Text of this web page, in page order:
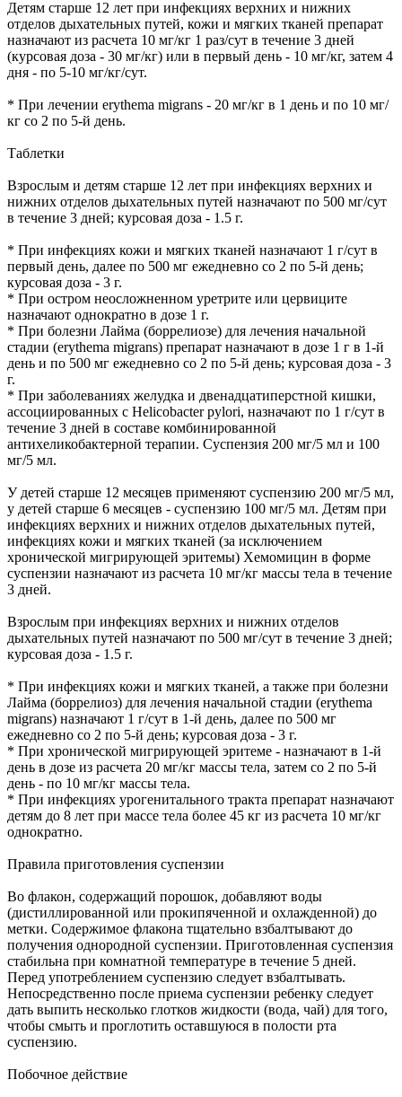
Детям старше 12 лет при инфекциях верхних и нижних
отделов дыхательных путей, кожи и мягких тканей препарат
назначают из расчета 10 мг/кг 1 раз/сут в течение 3 дней
(курсовая доза - 30 мг/кг) или в первый день - 10 мг/кг, затем 4
дня - по 5-10 мг/кг/сут.
* При лечении erythema migrans - 20 мг/кг в 1 день и по 10 мг/
кг со 2 по 5-й день.
Таблетки
Взрослым и детям старше 12 лет при инфекциях верхних и
нижних отделов дыхательных путей назначают по 500 мг/сут
в течение 3 дней; курсовая доза - 1.5 г.
* При инфекциях кожи и мягких тканей назначают 1 г/сут в
первый день, далее по 500 мг ежедневно со 2 по 5-й день;
курсовая доза - 3 г.
* При остром неосложненном уретрите или цервиците
назначают однократно в дозе 1 г.
* При болезни Лайма (боррелиозе) для лечения начальной
стадии (erythema migrans) препарат назначают в дозе 1 г в 1-й
день и по 500 мг ежедневно со 2 по 5-й день; курсовая доза - 3
г.
* При заболеваниях желудка и двенадцатиперстной кишки,
ассоциированных с Helicobacter pylori, назначают по 1 г/сут в
течение 3 дней в составе комбинированной
антихеликобактерной терапии. Суспензия 200 мг/5 мл и 100
мг/5 мл.
У детей старше 12 месяцев применяют суспензию 200 мг/5 мл,
у детей старше 6 месяцев - суспензию 100 мг/5 мл. Детям при
инфекциях верхних и нижних отделов дыхательных путей,
инфекциях кожи и мягких тканей (за исключением
хронической мигрирующей эритемы) Хемомицин в форме
суспензии назначают из расчета 10 мг/кг массы тела в течение
3 дней.
Взрослым при инфекциях верхних и нижних отделов
дыхательных путей назначают по 500 мг/сут в течение 3 дней;
курсовая доза - 1.5 г.
* При инфекциях кожи и мягких тканей, а также при болезни
Лайма (боррелиоз) для лечения начальной стадии (erythema
migrans) назначают 1 г/сут в 1-й день, далее по 500 мг
ежедневно со 2 по 5-й день; курсовая доза - 3 г.
* При хронической мигрирующей эритеме - назначают в 1-й
день в дозе из расчета 20 мг/кг массы тела, затем со 2 по 5-й
день - по 10 мг/кг массы тела.
* При инфекциях урогенитального тракта препарат назначают
детям до 8 лет при массе тела более 45 кг из расчета 10 мг/кг
однократно.
Правила приготовления суспензии
Во флакон, содержащий порошок, добавляют воды
(дистиллированной или прокипяченной и охлажденной) до
метки. Содержимое флакона тщательно взбалтывают до
получения однородной суспензии. Приготовленная суспензия
стабильна при комнатной температуре в течение 5 дней.
Перед употреблением суспензию следует взбалтывать.
Непосредственно после приема суспензии ребенку следует
дать выпить несколько глотков жидкости (вода, чай) для того,
чтобы смыть и проглотить оставшуюся в полости рта
суспензию.
Побочное действие